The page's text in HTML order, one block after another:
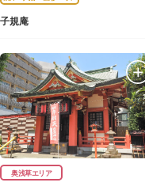
子規庵
奥浅草エリア